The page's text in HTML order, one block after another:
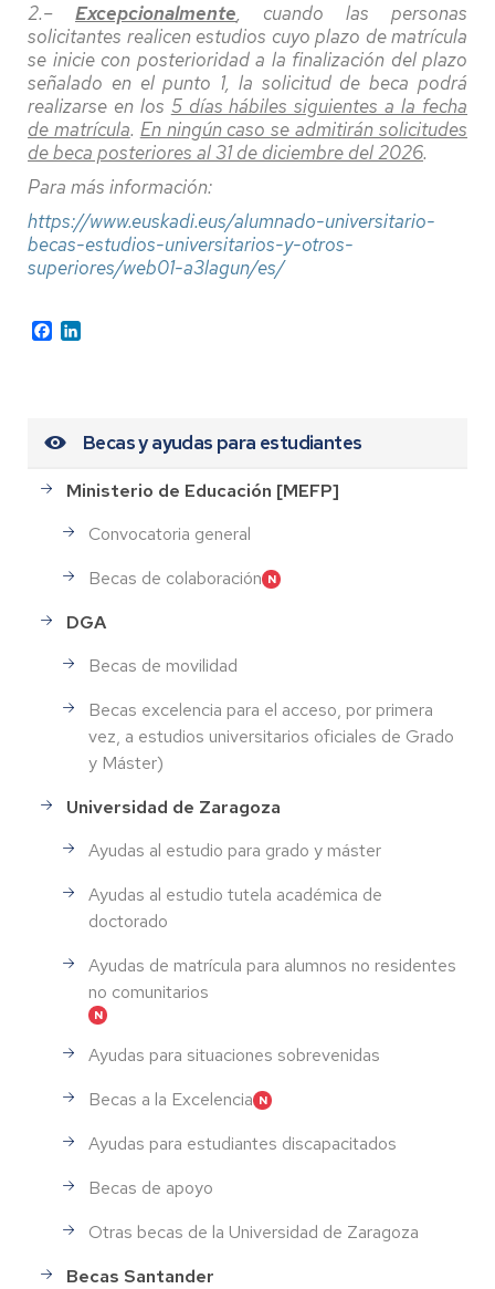
2.– Excepcionalmente, cuando las personas
solicitantes realicen estudios cuyo plazo de matrí­cula
se inicie con posterioridad a la finalización del plazo
señalado en el punto 1, la solicitud de beca podrá
realizarse en los 5 días hábiles siguientes a la fecha
de matrícula. En ningún caso se admitirán solicitudes
de beca posteriores al 31 de diciembre del 2026.
Para más información:
https://www.euskadi.eus/alumnado-universitario-
becas-estudios-universitarios-y-otros-
superiores/web01-a3lagun/es/
Facebook
Becas y ayudas para estudiantes
Ministerio de Educación [MEFP]
Convocatoria general
Becas de colaboración
DGA
Becas de movilidad
Becas excelencia para el acceso, por primera
vez, a estudios universitarios oficiales de Grado
y Máster)
Universidad de Zaragoza
Ayudas al estudio para grado y máster
Ayudas al estudio tutela académica de
doctorado
Ayudas de matrícula para alumnos no residentes
no comunitarios
Ayudas para situaciones sobrevenidas
Becas a la Excelencia
Ayudas para estudiantes discapacitados
Becas de apoyo
Otras becas de la Universidad de Zaragoza
Becas Santander